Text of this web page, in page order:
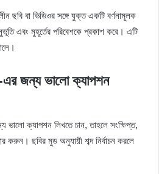
বা ভিডিওর সঙ্গে যুক্ত একটি বর্ণনামূলক
এবং মুহূর্তের পরিবেশকে প্রকাশ করে। এটি
জন্য ভালো ক্যাপশন
ক্যাপশন লিখতে চান, তাহলে সংক্ষিপ্ত,
করুন। ছবির মুড অনুযায়ী শব্দ নির্বাচন করলে